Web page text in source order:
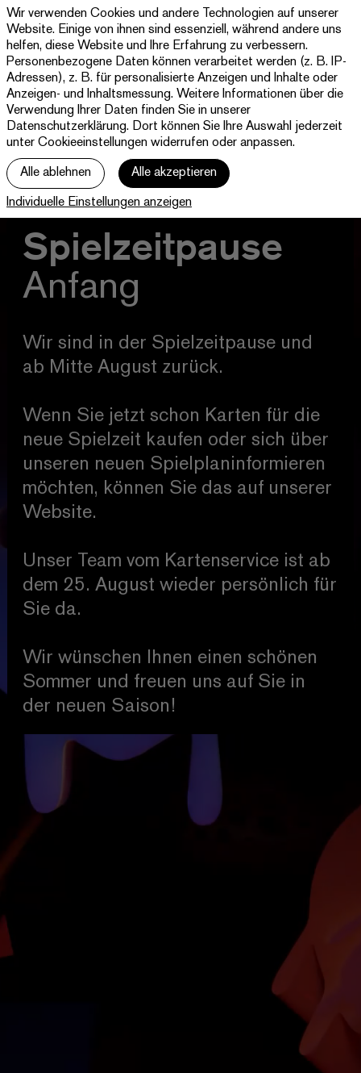
Theater
Paderborn
Westfälische
Kammerspiele
Programm & Tickets
Abos
jott
Ihr Besuch
Haus
Spielzeitpause
Anfang
Wir sind in der Spielzeitpause und
ab Mitte August zurück.
Wenn Sie jetzt schon Karten für die
neue Spielzeit kaufen oder sich über
unseren neuen Spielplaninformieren
möchten, können Sie das auf unserer
Website.
Unser Team vom Kartenservice ist ab
dem 25. August wieder persönlich für
Sie da.
Wir wünschen Ihnen einen schönen
Sommer und freuen uns auf Sie in
der neuen Saison!
Wir verwenden Cookies und andere Technologien auf unserer
Website. Einige von ihnen sind essenziell, während andere uns
helfen, diese Website und Ihre Erfahrung zu verbessern.
Personenbezogene Daten können verarbeitet werden (z. B. IP-
Adressen), z. B. für personalisierte Anzeigen und Inhalte oder
Anzeigen- und Inhaltsmessung. Weitere Informationen über die
Verwendung Ihrer Daten finden Sie in unserer
Datenschutzerklärung. Dort können Sie Ihre Auswahl jederzeit
unter Cookieeinstellungen widerrufen oder anpassen.
Alle ablehnen Alle akzeptieren
Individuelle Einstellungen anzeigen